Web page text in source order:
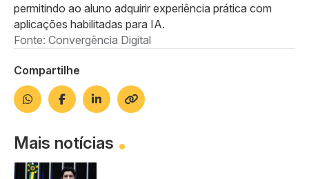
permitindo ao aluno adquirir experiência prática com
aplicações habilitadas para IA.
Fonte: Convergência Digital
Compartilhe
Mais notícias